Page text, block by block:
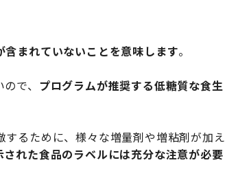
まれていないことを意味します。
で、 プログラムが推奨する低糖質な食生
るために、様々な増量剤や増粘剤が加え
れた食品のラベルには充分な注意が必要